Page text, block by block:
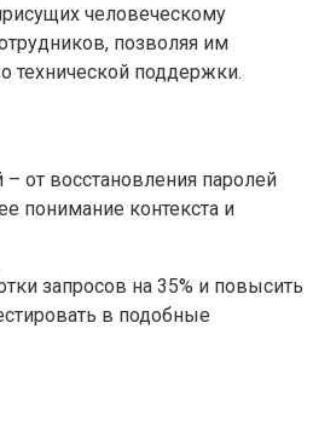
человеческому
позволяя им
технической поддержки.
от восстановления паролей
понимание контекста и
запросов на 35% и повысить
в подобные